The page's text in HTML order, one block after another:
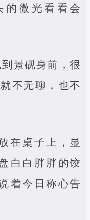
的微光看看会
景砚身前，很
不无聊，也不
在桌子上，显
白白胖胖的饺
着今日称心告